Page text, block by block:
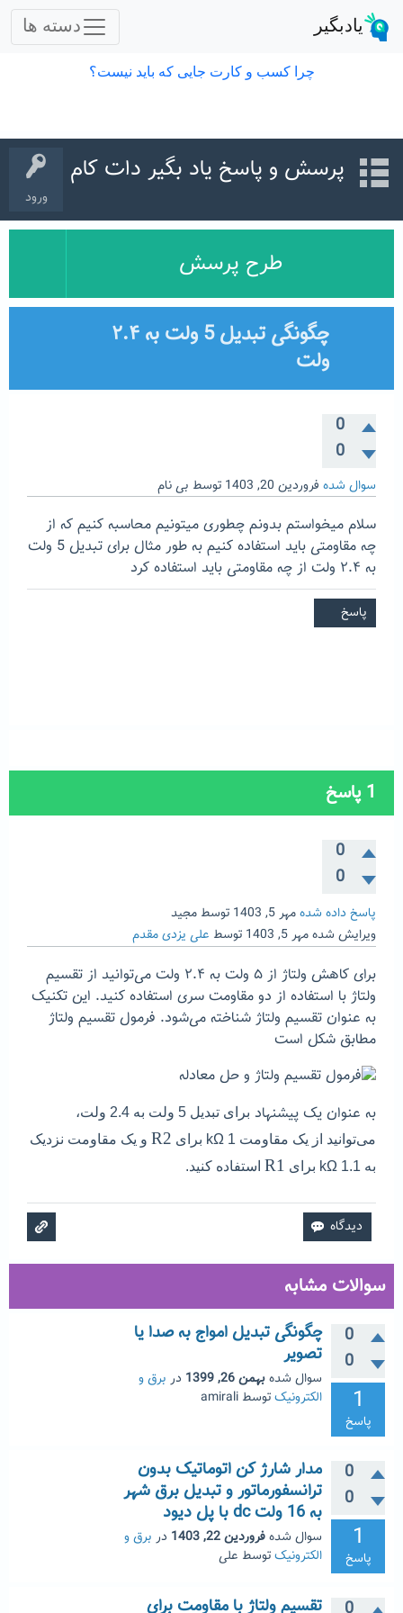
ورود
پرسش و پاسخ یاد بگیر دات کام
طرح پرسش
چگونگی تبدیل 5 ولت به ۲.۴
ولت
0
0
سوال شده فروردین 20, 1403 توسط بی نام
سلام میخواستم بدونم چطوری میتونیم محاسبه کنیم که از
چه مقاومتی باید استفاده کنیم به طور مثال برای تبدیل 5 ولت
به ۲.۴ ولت از چه مقاومتی باید استفاده کرد
1پاسخ
0
0
پاسخ داده شدهمهر 5, 1403 توسط مجید
ویرایش شدهمهر 5, 1403 توسط علی یزدی مقدم
برای کاهش ولتاژ از ۵ ولت به ۲.۴ ولت می‌توانید از تقسیم
ولتاژ با استفاده از دو مقاومت سری استفاده کنید. این تکنیک
به عنوان تقسیم ولتاژ شناخته می‌شود. فرمول تقسیم ولتاژ
مطابق شکل است
به عنوان یک پیشنهاد
برای تبدیل 5 ولت به 2.4 ولت،
می‌توانید از یک مقاومت 1 kΩ برای
R2 و یک مقاومت نزدیک
به 1.1 kΩ برای
R1 استفاده کنید.
سوالات مشابه
0
0
1
پاسخ
چگونگی تبدیل امواج به صدا یا
تصویر
سوال شدهبهمن 26, 1399 در برق و
الکترونیکتوسط amirali
0
0
1
پاسخ
مدار شارژ کن اتوماتیک بدون
ترانسفورماتور و تبدیل برق شهر
به 16 ولت dc با پل دیود
سوال شدهفروردین 22, 1403 در برق و
الکترونیکتوسط علی
تقسیم ولتاژ با مقاومت برای